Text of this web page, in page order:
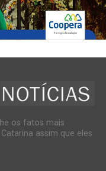
os fatos mais
assim que eles